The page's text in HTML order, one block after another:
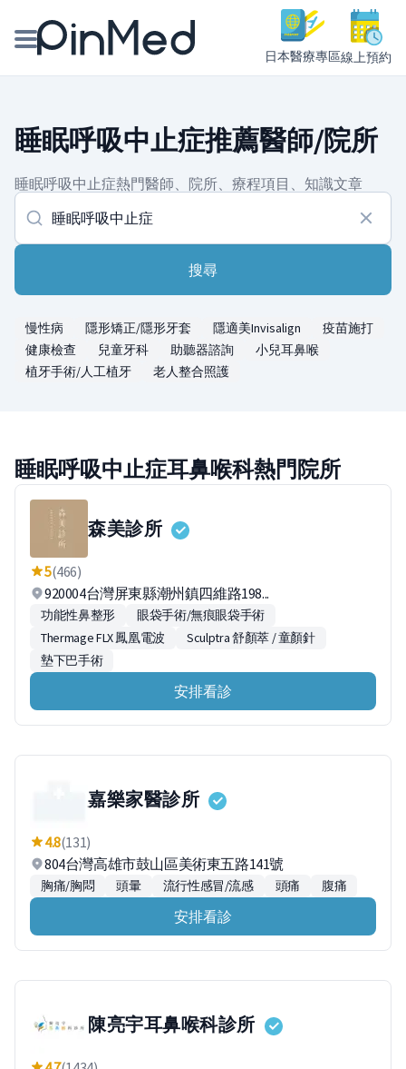
日本醫療專區線上預約
醫師專欄專訪
健康主題館
我是醫療人員
睡眠呼吸中止症推薦醫師/院所
睡眠呼吸中止症熱門醫師、院所、療程項目、知識文章
搜尋
慢性病 隱形矯正/隱形牙套 隱適美Invisalign
疫苗施打
健康檢查
兒童牙科 助聽器諮詢
小兒耳鼻喉
植牙手術/人工植牙
老人整合照護
睡眠呼吸中止症耳鼻喉科熱門院所
森美診所
5(466)
920004台灣屏東縣潮州鎮四維路198...
功能性鼻整形
眼袋手術/無痕眼袋手術
Thermage FLX 鳳凰電波
Sculptra 舒顏萃 / 童顏針
墊下巴手術
安排看診
嘉樂家醫診所
4.8(131)
804台灣高雄市鼓山區美術東五路141號
胸痛/胸悶 頭暈 流行性感冒/流感 頭痛 腹痛
安排看診
陳亮宇耳鼻喉科診所